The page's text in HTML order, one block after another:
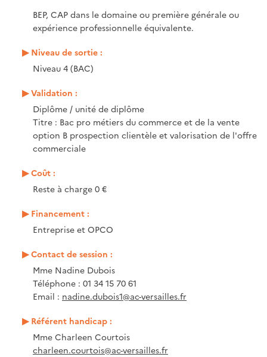
BEP, CAP dans le domaine ou première générale ou
expérience professionnelle équivalente.
Niveau de sortie :
Niveau 4 (BAC)
Validation :
Diplôme / unité de diplôme
Titre : Bac pro métiers du commerce et de la vente
option B prospection clientèle et valorisation de l'offre
commerciale
Coût :
Reste à charge 0 €
Financement :
Entreprise et OPCO
Contact de session :
Mme Nadine Dubois
Téléphone : 01 34 15 70 61
Email : nadine.dubois1@ac-versailles.fr
Référent handicap :
Mme Charleen Courtois
charleen.courtois@ac-versailles.fr